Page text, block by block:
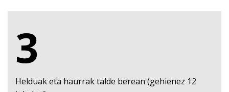
3
Helduak eta haurrak talde berean (gehienez 12